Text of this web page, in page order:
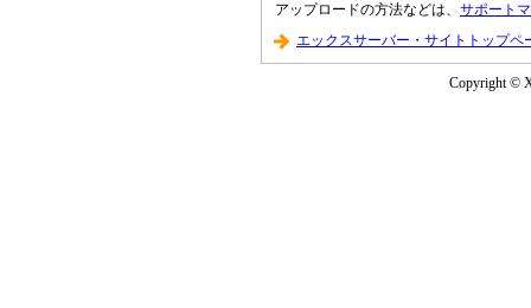
アップロードの方法などは、 サポート
エックスサーバー・サイトトップペ
Copyright ©